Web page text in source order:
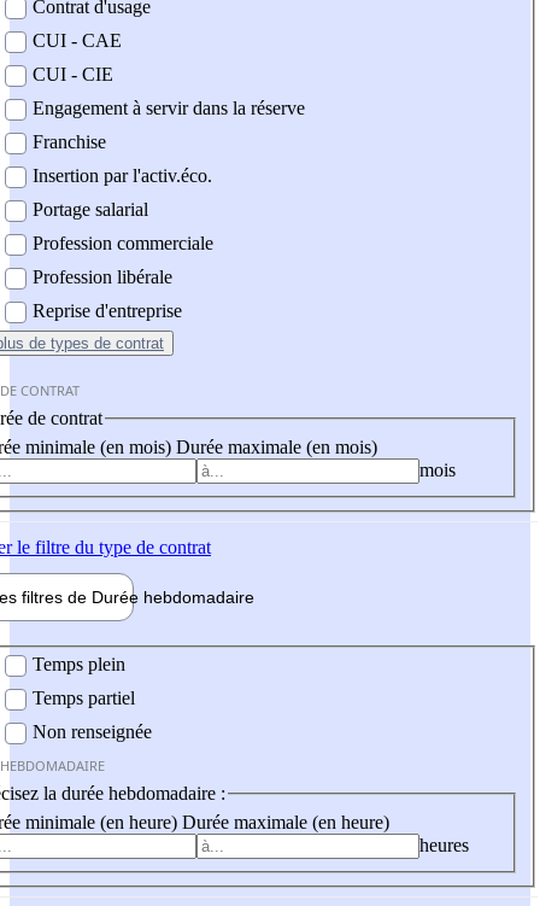
Contrat d'usage
CUI - CAE
CUI - CIE
Engagement à servir dans la réserve
Franchise
Insertion par l'activ.éco.
Portage salarial
Profession commerciale
Profession libérale
Reprise d'entreprise
de types de contrat
CONTRAT
de contrat
minimale (en mois) Durée maximale (en mois)
mois
le filtre du type de contrat
filtres de Durée hebdomadaire
Temps plein
Temps partiel
Non renseignée
la durée hebdomadaire :
minimale (en heure) Durée maximale (en heure)
heures